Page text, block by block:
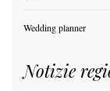
Wedding planner
Notizie